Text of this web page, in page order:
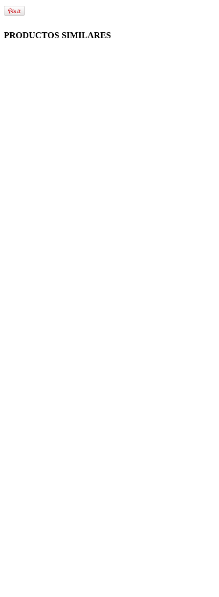
PRODUCTOS SIMILARES